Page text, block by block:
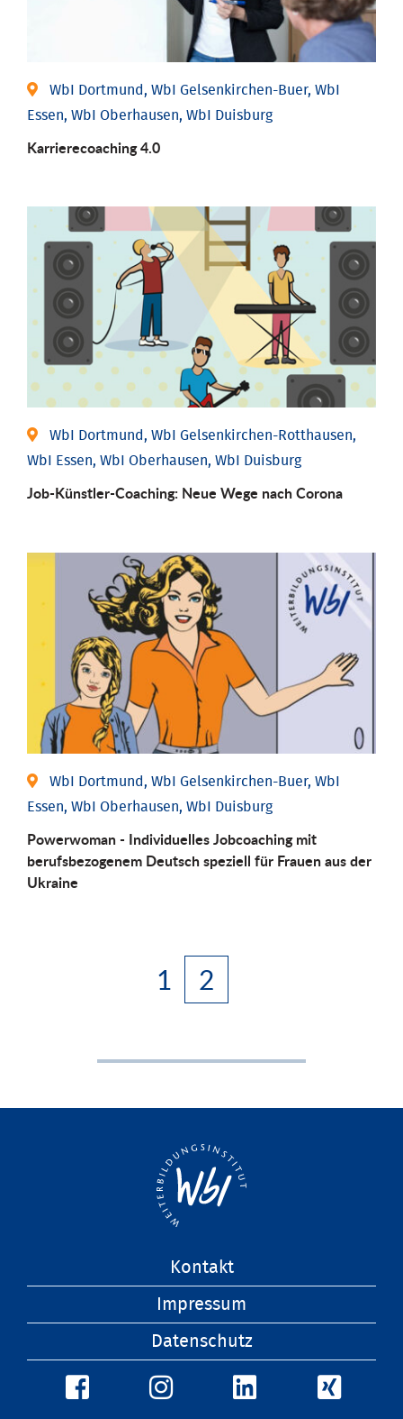
WbI Dortmund, WbI Gelsenkirchen-Buer, WbI
Essen, WbI Oberhausen, WbI Duisburg
Karriere­coaching 4.0
WbI Dortmund, WbI Gelsenkirchen-Rotthausen,
WbI Essen, WbI Oberhausen, WbI Duisburg
Job-Künstler-Coaching: Neue Wege nach Corona
WbI Dortmund, WbI Gelsenkirchen-Buer, WbI
Essen, WbI Oberhausen, WbI Duisburg
Powerwoman - Individuelles Jobcoaching mit
berufsbezogenem Deutsch speziell für Frauen aus der
Ukraine
1 2
Kontakt
Impressum
Datenschutz